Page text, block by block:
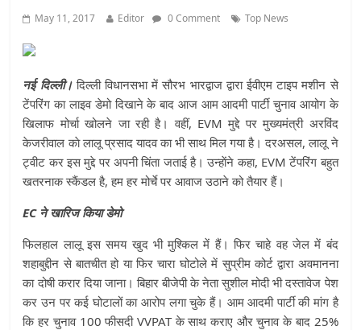
May 11, 2017 Editor 0 Comment Top News
नई दिल्ली।दिल्ली विधानसभा में सौरभ भारद्वाज द्वारा ईवीएम टाइप मशीन से
टेंपरिंग का लाइव डेमो दिखाने के बाद आज आम आदमी पार्टी चुनाव आयोग के
खिलाफ मोर्चा खोलने जा रही है। वहीं, EVM मुद्दे पर मुख्यमंत्री अरविंद
केजरीवाल काे लालू प्रसाद यादव का भी साथ मिल गया है। दरअसल, लालू ने
ट्वीट कर इस मुद्दे पर अपनी चिंता जताई है। उन्हाेंने कहा, EVM टेंपरिंग बहुत
खतरनाक स्कैंडल है, हम हर मोर्चे पर आवाज उठाने को तैयार हैं।
EC ने खारिज किया डेमो
फिलहाल लालू इस समय खुद भी मुश्किल में हैं। फिर चाहे वह जेल में बंद
शहाबुद्दीन से बातचीत हो या फिर चारा घोटोले में सुप्रीम कोर्ट द्वारा अवमानना
का दोषी करार दिया जाना। बिहार बीजेपी के नेता सुशील मोदी भी दस्तावेज पेश
कर उन पर कई घोटालों का आरोप लगा चुके हैं। आम आदमी पार्टी की मांग है
कि हर चुनाव 100 फीसदी VVPAT के साथ कराए और चुनाव के बाद 25%